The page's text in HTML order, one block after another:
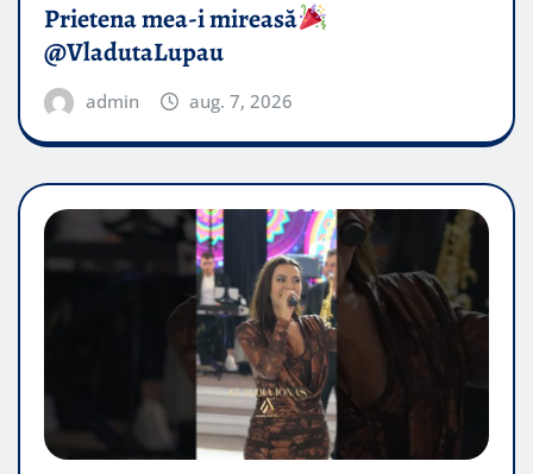
Prietena mea-i mireasă​
@VladutaLupau
admin aug. 7, 2026